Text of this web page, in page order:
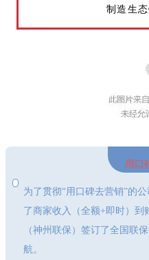
制造生
用口
为了贯彻“用口碑去营销”的
了商家收入（全额+即时）
（神州联保）签订了全国联
航。